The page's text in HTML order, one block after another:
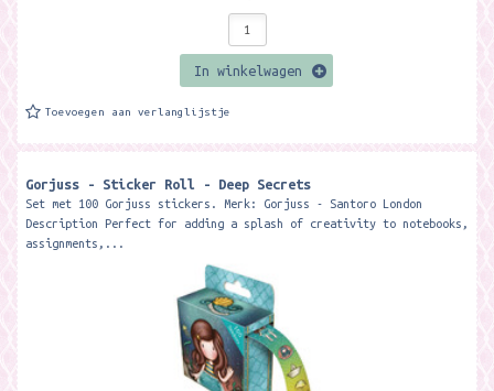
In winkelwagen
Toevoegen aan verlanglijstje
Gorjuss - Sticker Roll - Deep Secrets
Set met 100 Gorjuss stickers. Merk: Gorjuss - Santoro London
Description Perfect for adding a splash of creativity to notebooks,
assignments,...